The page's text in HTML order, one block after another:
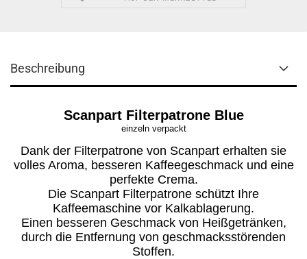
Beschreibung
Scanpart Filterpatrone Blue
einzeln verpackt
Dank der Filterpatrone von Scanpart erhalten sie
volles Aroma, besseren Kaffeegeschmack und eine
perfekte Crema.
Die Scanpart Filterpatrone schützt Ihre
Kaffeemaschine vor Kalkablagerung.
Einen besseren Geschmack von Heißgetränken,
durch die Entfernung von geschmacksstörenden
Stoffen.